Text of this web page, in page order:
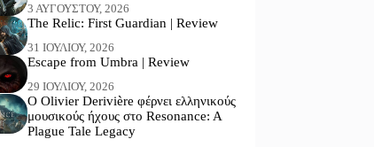
3 ΑΥΓΟΎΣΤΟΥ, 2026
The Relic: First Guardian | Review
31 ΙΟΥΛΊΟΥ, 2026
Escape from Umbra | Review
29 ΙΟΥΛΊΟΥ, 2026
Ο Olivier Derivière φέρνει ελληνικούς
μουσικούς ήχους στο Resonance: A
Plague Tale Legacy